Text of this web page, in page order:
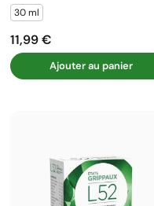
30 ml
Prix
11,99 €
Ajouter au panier